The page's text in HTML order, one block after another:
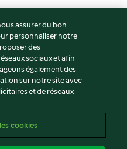
assurer du bon
personnaliser notre
des
sociaux et afin
également des
sur notre site avec
et de réseaux
cookies